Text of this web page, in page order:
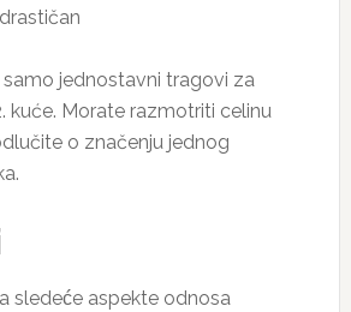
samo jednostavni tragovi za
kuće. Morate razmotriti celinu
o značenju jednog
sledeće aspekte odnosa